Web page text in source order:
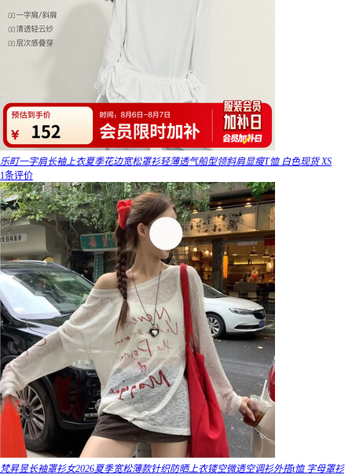
乐町一字肩长袖上衣夏季花边宽松罩衫轻薄透气船型领斜肩显瘦T恤 白色现货 XS
1条评价
梵昇昱长袖罩衫女2026夏季宽松薄款针织防晒上衣镂空微透空调衫外搭t恤 字母罩衫